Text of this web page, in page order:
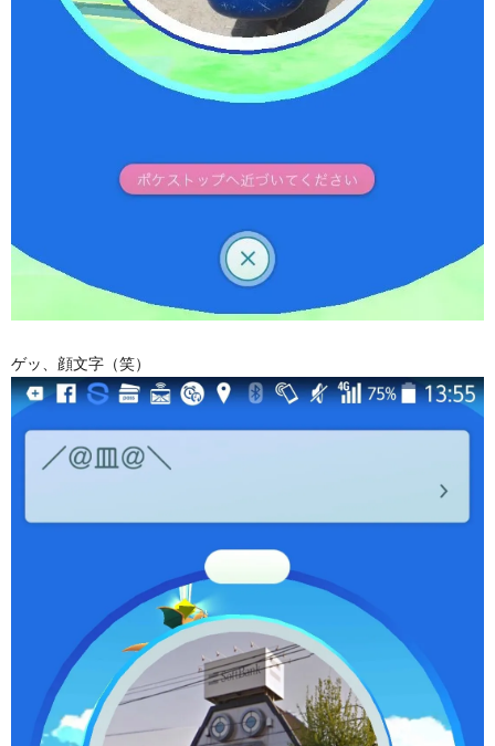
ゲッ、顔文字（笑）